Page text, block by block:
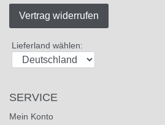
Vertrag widerrufen
Lieferland wählen:
SERVICE
Mein Konto